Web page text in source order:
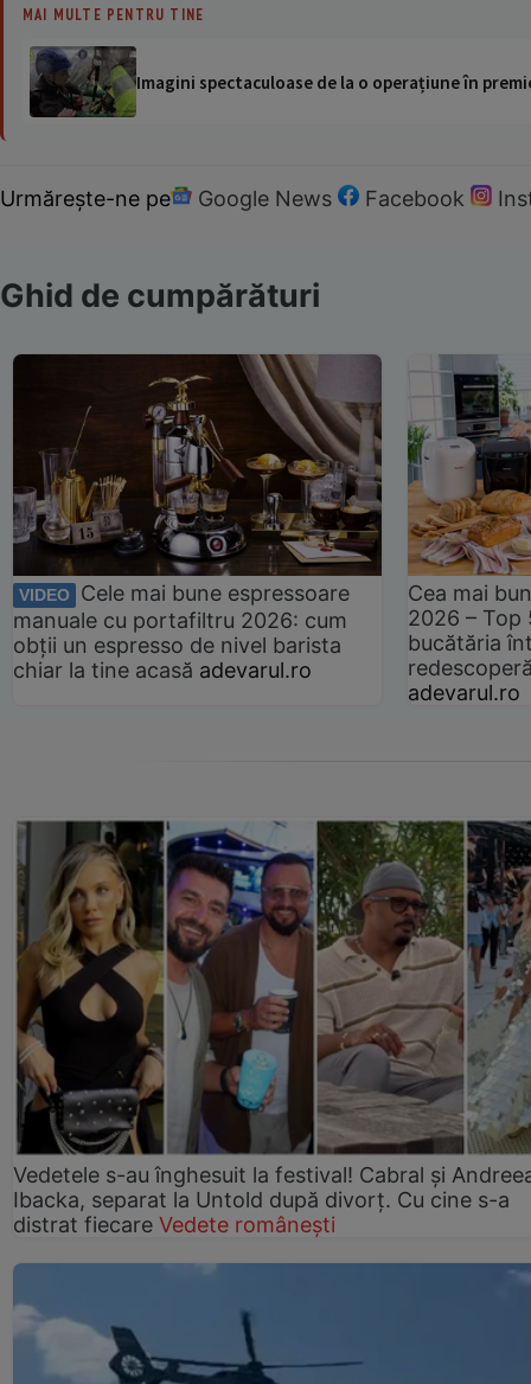
MAI MULTE PENTRU TINE
Imagini spectaculoase de la o operațiune în
Urmărește-ne pe Google News Facebook
Ghid de cumpărături
VIDEO
Cele mai bune espressoare
manuale cu portafiltru 2026: cum
obții un espresso de nivel barista
chiar la tine acasă adevarul.ro
Cea mai
2026 –
bucătăria
adevarul.ro
Vedetele s-au înghesuit la festival! Cabral și
Ibacka, separat la Untold după divorț. Cu cine s-a
distrat fiecare Vedete românești